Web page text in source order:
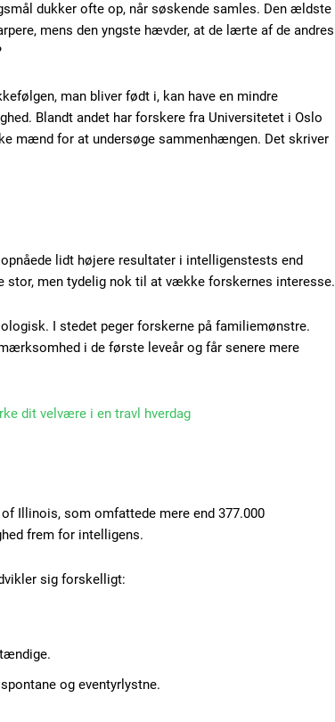
Subscription Plans
dukker ofte op, når søskende samles. Den ældste
mens den yngste hævder, at de lærte af de andres
man bliver født i, kan have en mindre
Blandt andet har forskere fra Universitetet i Oslo
mænd for at undersøge sammenhængen. Det skriver
lidt højere resultater i intelligenstests end
stor, men tydelig nok til at vække forskernes interesse.
I stedet peger forskerne på familiemønstre.
i de første leveår og får senere mere
dit velvære i en travl hverdag
Illinois, som omfattede mere end 377.000
frem for intelligens.
sig forskelligt:
og eventyrlystne.